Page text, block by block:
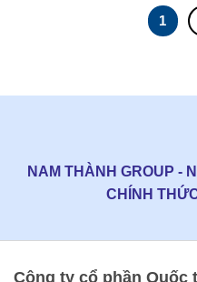
1
NAM THÀNH GROUP -
CHÍNH
Công ty cổ phần Quốc